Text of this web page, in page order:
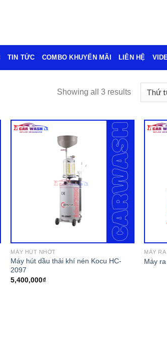
TIN TỨC COMBO KHUYẾN MÃI LIÊN HỆ
Showing all 3 results
MÁY HÚT NHỚT
Máy hút dầu thải khí nén Kocu HC-
2097
5,400,000₫
MÁY
Máy